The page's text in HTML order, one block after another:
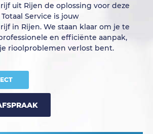
uit Rijen de oplossing voor deze
Service is jouw
in Rijen. We staan klaar om je te
en efficiënte aanpak,
rioolproblemen verlost bent.